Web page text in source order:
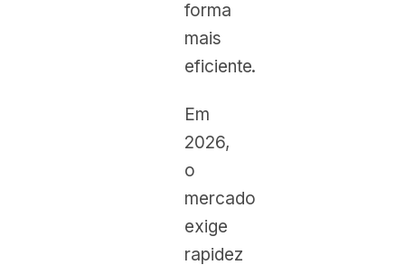
forma
mais
eficiente.
Em
2026,
o
mercado
exige
rapidez